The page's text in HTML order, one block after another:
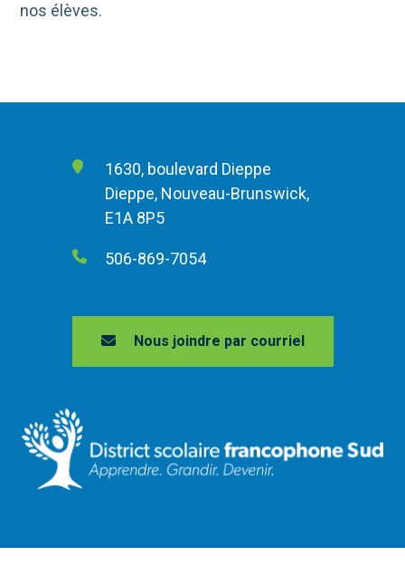
nos élèves.
1630, boulevard Dieppe
Dieppe, Nouveau-Brunswick,
E1A 8P5
506-869-7054
Nous joindre par courriel